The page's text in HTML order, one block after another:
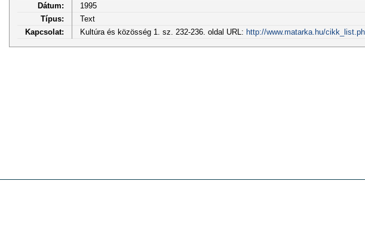
Dátum:
1995
Típus:
Text
Kapcsolat:
Kultúra és közösség 1. sz. 232-236. oldal URL: http://www.matarka.hu/